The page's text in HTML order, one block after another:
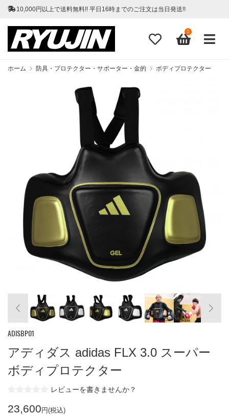
10,000円以上で送料無料!! 平日16時までのご注文は当日発送!!
0
ホーム 防具・プロテクター・サポーター・金的 ボディプロテクター
ADISBP01
アディダス adidas FLX 3.0 スーパー
ボディプロテクター
レビューを書きませんか？
23,600 円(税込)